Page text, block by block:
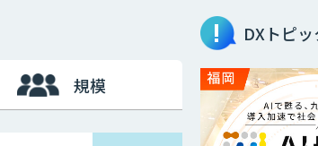
規模
DXトピッ